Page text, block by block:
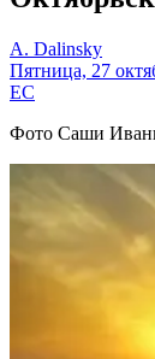
A. Dalinsky
Пятница, 27
EC
Фото Саши